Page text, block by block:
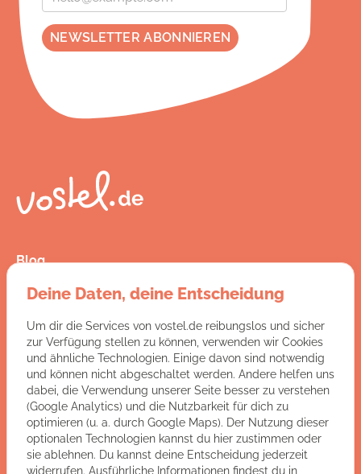
Blog
Kontakt
Jobs
AGB
Datenschutz
Impressum
Du hast Fragen an uns?
ZUR KONTAKTSEITE
Deine Daten, deine Entscheidung
Um dir die Services von vostel.de reibungslos und sicher
zur Verfügung stellen zu können, verwenden wir Cookies
und ähnliche Technologien. Einige davon sind notwendig
und können nicht abgeschaltet werden. Andere helfen uns
dabei, die Verwendung unserer Seite besser zu verstehen
(Google Analytics) und die Nutzbarkeit für dich zu
optimieren (u. a. durch Google Maps). Der Nutzung dieser
optionalen Technologien kannst du hier zustimmen oder
sie ablehnen. Du kannst deine Entscheidung jederzeit
widerrufen. Ausführliche Informationen findest du in